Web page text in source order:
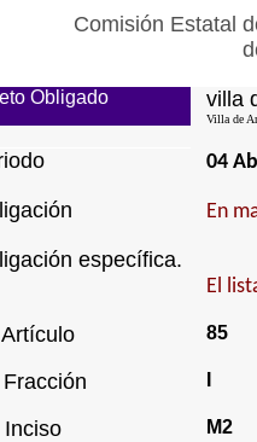
Comisión Estatal
Obligado villa
Villa de
04
En
específica.
El
85
Inciso M2